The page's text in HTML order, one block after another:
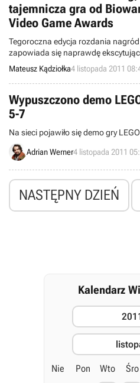
tajemnicza gra od
Video Game Awards
Tegoroczna edycja rozdania
zapowiada się naprawdę
czego możemy się tam spodziewać.
na imprezie pojawią się nowe
Solid: Rising, kolejnych przygód
od BioWare.
Mateusz Kądziołka4 listopada 2011
Wypuszczono demo
5-7
Na sieci pojawiło się demo gry
Adrian Werner4 listopada 2011
NASTĘPNY DZIEŃ
Kalendarz
Nie Pon Wto Śro